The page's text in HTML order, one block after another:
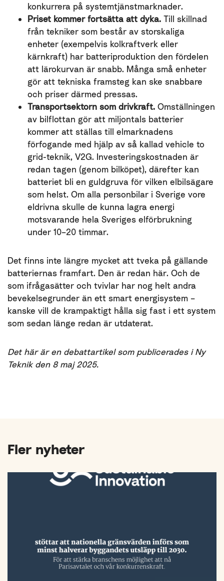
konkurrera på systemtjänstmarknader.
Priset kommer fortsätta att dyka. Till skillnad
från tekniker som består av storskaliga
enheter (exempelvis kolkraftverk eller
kärnkraft) har batteriproduktion den fördelen
att lärokurvan är snabb. Många små enheter
gör att tekniska framsteg kan ske snabbare
och priser därmed pressas.
Transportsektorn som drivkraft. Omställningen
av bilflottan gör att miljontals batterier
kommer att ställas till elmarknadens
förfogande med hjälp av så kallad vehicle to
grid-teknik, V2G. Investeringskostnaden är
redan tagen (genom bilköpet), därefter kan
batteriet bli en guldgruva för vilken elbilsägare
som helst. Om alla personbilar i Sverige vore
eldrivna skulle de kunna lagra energi
motsvarande hela Sveriges elförbrukning
under 10–20 timmar.
Det finns inte längre mycket att tveka på gällande
batteriernas framfart. Den är redan här. Och de
som ifrågasätter och tvivlar har nog helt andra
bevekelsegrunder än ett smart energisystem –
kanske vill de krampaktigt hålla sig fast i ett system
som sedan länge redan är utdaterat.
Det här är en debattartikel som publicerades i Ny
Teknik den 8 maj 2025.
Fler nyheter